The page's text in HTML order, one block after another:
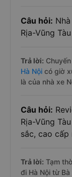
Câu hỏi:
Rịa-Vũng
Trả lời: Chuyến
Hà Nội có giờ
là của nhà xe
Câu hỏi:
Rịa-Vũng
sắc, cao cấp
Trả lời: Tạm
đi Hà Nội từ